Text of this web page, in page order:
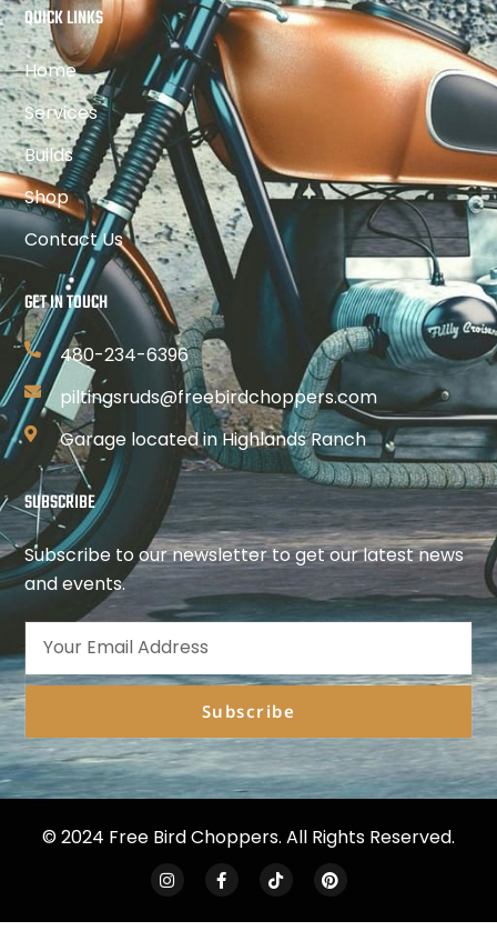
QUICK LINKS
Home
Services
Builds
Shop
Contact Us
GET IN TOUCH
480-234-6396
piltingsruds@freebirdchoppers.com
Garage located in Highlands Ranch
SUBSCRIBE
Subscribe to our newsletter to get our latest news
and events.
Subscribe
© 2024 Free Bird Choppers. All Rights Reserved.